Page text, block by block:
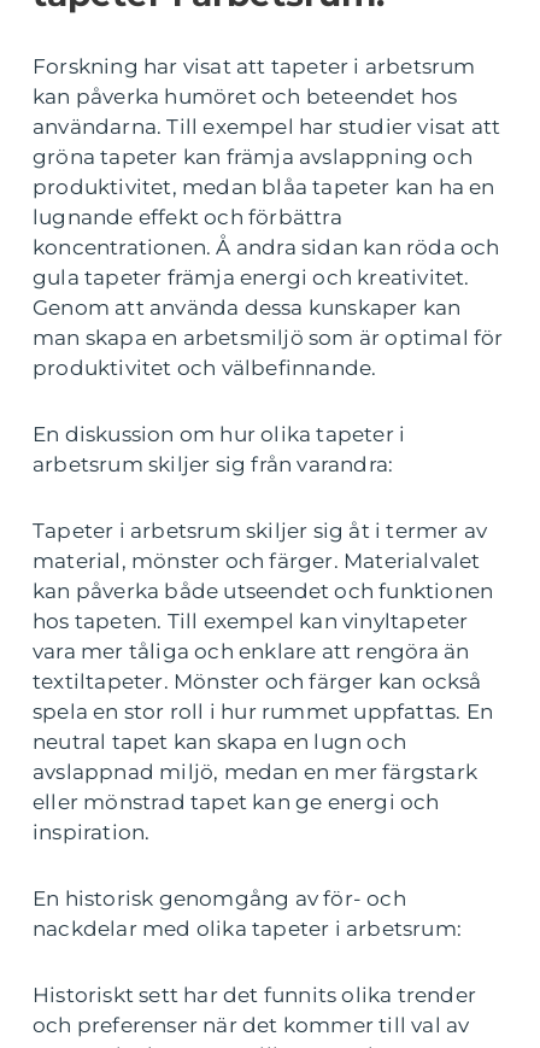
Forskning har visat att tapeter i arbetsrum
kan påverka humöret och beteendet hos
användarna. Till exempel har studier visat att
gröna tapeter kan främja avslappning och
produktivitet, medan blåa tapeter kan ha en
lugnande effekt och förbättra
koncentrationen. Å andra sidan kan röda och
gula tapeter främja energi och kreativitet.
Genom att använda dessa kunskaper kan
man skapa en arbetsmiljö som är optimal för
produktivitet och välbefinnande.
En diskussion om hur olika tapeter i
arbetsrum skiljer sig från varandra:
Tapeter i arbetsrum skiljer sig åt i termer av
material, mönster och färger. Materialvalet
kan påverka både utseendet och funktionen
hos tapeten. Till exempel kan vinyltapeter
vara mer tåliga och enklare att rengöra än
textiltapeter. Mönster och färger kan också
spela en stor roll i hur rummet uppfattas. En
neutral tapet kan skapa en lugn och
avslappnad miljö, medan en mer färgstark
eller mönstrad tapet kan ge energi och
inspiration.
En historisk genomgång av för- och
nackdelar med olika tapeter i arbetsrum:
Historiskt sett har det funnits olika trender
och preferenser när det kommer till val av